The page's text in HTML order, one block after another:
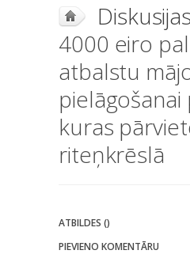
Diskusijas
4000 eiro
atbalstu
kuras
riteņkrēslā
ATBILDES ()
PIEVIENO KOMENTĀRU